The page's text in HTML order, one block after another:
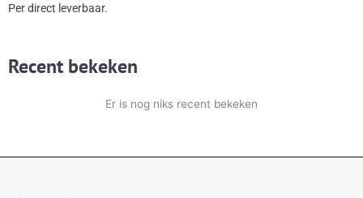
Per direct leverbaar.
Recent bekeken
Er is nog niks recent bekeken